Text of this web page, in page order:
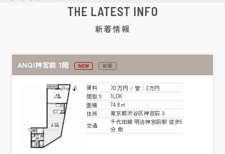
THE LATEST INFO
新着情報
ANQI神宮前 1階 NEW 新築
賃料 70万円 / 管：3万円
間取り
1LDK
面積
74.8㎡
住所
東京都渋谷区神宮前３
交通
千代田線 明治神宮前駅 徒歩9
分 他